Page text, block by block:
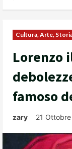
Cultura, Arte,
Lorenzo
famoso
zary 21